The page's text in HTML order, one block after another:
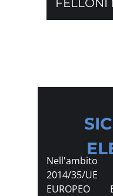
FELLONI
2014/35/UE
EUROPEO